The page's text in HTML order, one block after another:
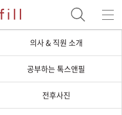
의사 & 직원 소개
공부하는 톡스앤필
전후사진